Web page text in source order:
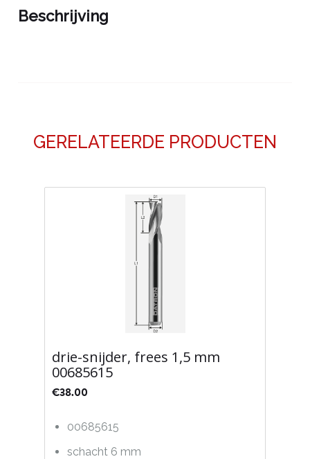
Beschrijving
GERELATEERDE PRODUCTEN
drie-snijder, frees 1,5 mm
00685615
€38.00
00685615
schacht 6 mm